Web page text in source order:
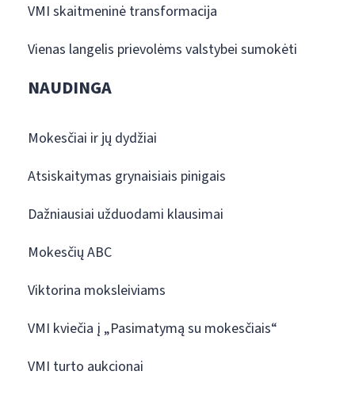
VMI skaitmeninė transformacija
Vienas langelis prievolėms valstybei sumokėti
NAUDINGA
Mokesčiai ir jų dydžiai
Atsiskaitymas grynaisiais pinigais
Dažniausiai užduodami klausimai
Mokesčių ABC
Viktorina moksleiviams
VMI kviečia į „Pasimatymą su mokesčiais“
VMI turto aukcionai